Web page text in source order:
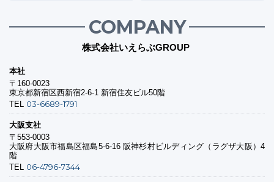
COMPANY
株式会社いえらぶGROUP
本社
〒160-0023
東京都新宿区西新宿2-6-1 新宿住友ビル50階
TEL 03-6689-1791
大阪支社
〒553-0003
大阪府大阪市福島区福島5-6-16 阪神杉村ビルディング（ラグザ大阪）4
階
TEL 06-4796-7344